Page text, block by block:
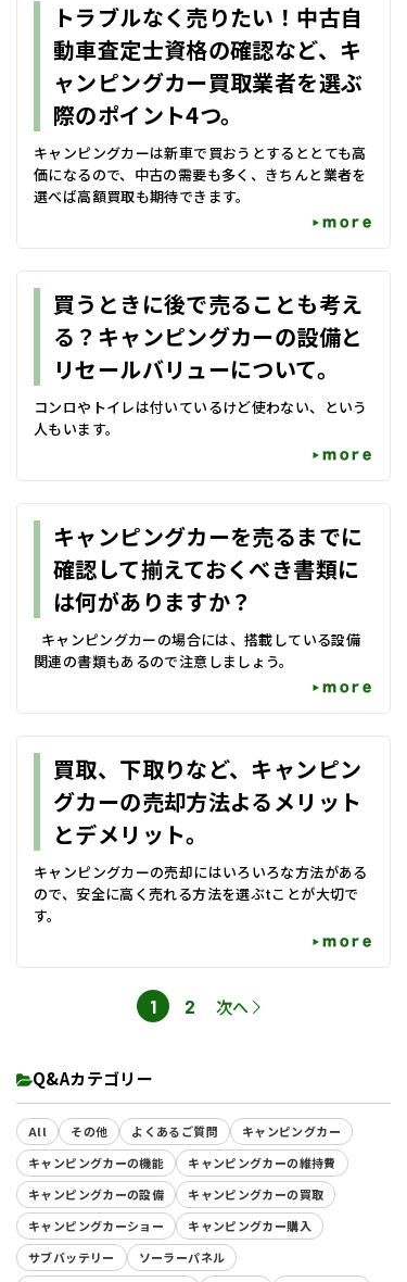
トラブルなく売りたい！中古自
動車査定士資格の確認など、キ
ャンピングカー買取業者を選ぶ
際のポイント4つ。
キャンピングカーは新車で買おうとするととても高
価になるので、中古の需要も多く、きちんと業者を
選べば高額買取も期待できます。
more
買うときに後で売ることも考え
る？キャンピングカーの設備と
リセールバリューについて。
コンロやトイレは付いているけど使わない、という
人もいます。
more
キャンピングカーを売るまでに
確認して揃えておくべき書類に
は何がありますか？
キャンピングカーの場合には、搭載している設備
関連の書類もあるので注意しましょう。
more
買取、下取りなど、キャンピン
グカーの売却方法よるメリット
とデメリット。
キャンピングカーの売却にはいろいろな方法がある
ので、安全に高く売れる方法を選ぶtことが大切で
す。
more
ペ
ジ
1
ペ
2 次へ
Q&Aカテゴリー
All その他 よくあるご質問
キャンピングカー
キャンピングカーの機能
キャンピングカーの維持費
キャンピングカーの設備
キャンピングカーの買取
キャンピングカーショー
キャンピングカー購入
サブバッテリー
ソーラーパネル